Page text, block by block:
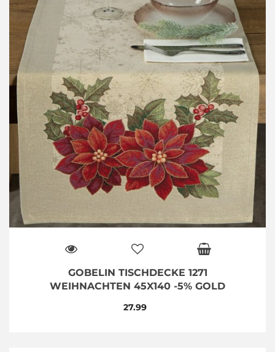
GOBELIN TISCHDECKE 1271
WEIHNACHTEN 45X140 -5% GOLD
27.99